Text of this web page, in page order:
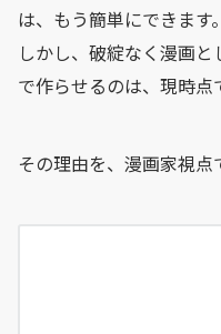
は、もう簡単にできます。
しかし、破綻なく漫画
で作らせるのは、現時点
その理由を、漫画家視点